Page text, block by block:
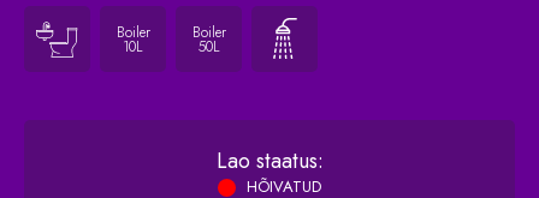
Boiler
10L
Boiler
50L
Vahelae pindala:0/m2
Lao staatus:
HÕIVATUD